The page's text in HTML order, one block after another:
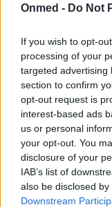
Onmed - Do Not
If you wish to opt-
processing of your
targeted advertising
section to confirm
opt-out request is
interest-based ads
us or personal
your opt-out. You
disclosure of your
IAB’s list of
also be disclosed
Downstream
Προσοχή!
που